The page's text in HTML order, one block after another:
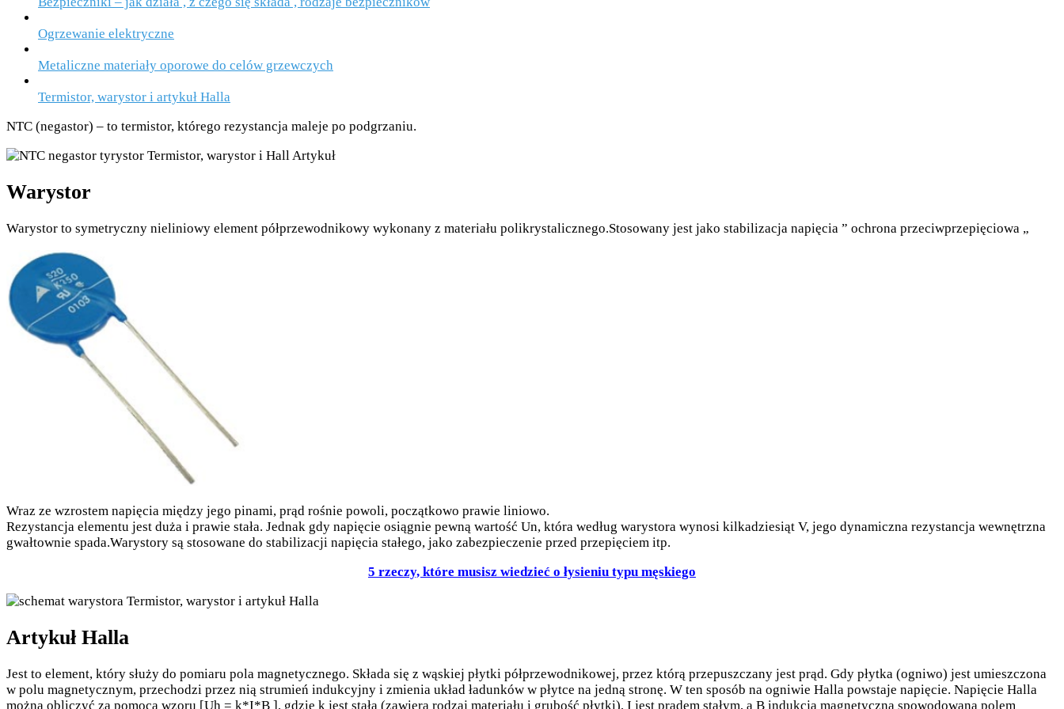
Ogrzewanie elektryczne
Metaliczne materiały oporowe do celów grzewczych
Termistor, warystor i artykuł Halla
NTC (negastor) – to termistor, którego rezystancja maleje po podgrzaniu.
Warystor
Warystor to symetryczny nieliniowy element półprzewodnikowy wykonany z materiału polikrystalicznego.Stosowany jest jako stabilizacja napięcia ” ochrona przeciwprzepięciowa „
Wraz ze wzrostem napięcia między jego pinami, prąd rośnie powoli, początkowo prawie liniowo.
Rezystancja elementu jest duża i prawie stała. Jednak gdy napięcie osiągnie pewną wartość Un, która według warystora wynosi kilkadziesiąt V, jego dynamiczna rezystancja wewnętrzna
gwałtownie spada.Warystory są stosowane do stabilizacji napięcia stałego, jako zabezpieczenie przed przepięciem itp.
5 rzeczy, które musisz wiedzieć o łysieniu typu męskiego
Artykuł Halla
Jest to element, który służy do pomiaru pola magnetycznego. Składa się z wąskiej płytki półprzewodnikowej, przez którą przepuszczany jest prąd. Gdy płytka (ogniwo) jest umieszczona
w polu magnetycznym, przechodzi przez nią strumień indukcyjny i zmienia układ ładunków w płytce na jedną stronę. W ten sposób na ogniwie Halla powstaje napięcie. Napięcie Halla
można obliczyć za pomocą wzoru [Uh = k*I*B ], gdzie k jest stałą (zawiera rodzaj materiału i grubość płytki), I jest prądem stałym, a B indukcją magnetyczną spowodowaną polem